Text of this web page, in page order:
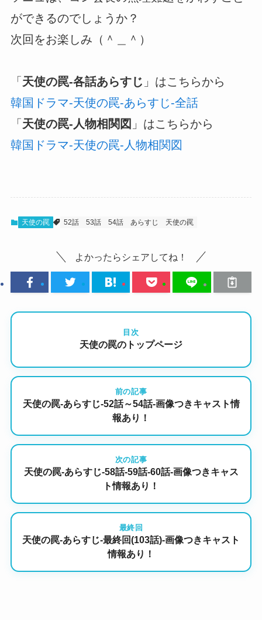
ができるのでしょうか？
次回をお楽しみ（＾＿＾）
「天使の罠-各話あらすじ 」はこちらから
韓国ドラマ-天使の罠-あらすじ-全話
「天使の罠-人物相関図 」はこちらから
韓国ドラマ-天使の罠-人物相関図
天使の罠 52話 53話 54話 あらすじ 天使の罠
よかったらシェアしてね！
目次
天使の罠のトップページ
前の記事
天使の罠-あらすじ-52話～54話-画像つきキャスト情
報あり！
次の記事
天使の罠-あらすじ-58話-59話-60話-画像つきキャス
ト情報あり！
最終回
天使の罠-あらすじ-最終回(103話)-画像つきキャスト
情報あり！